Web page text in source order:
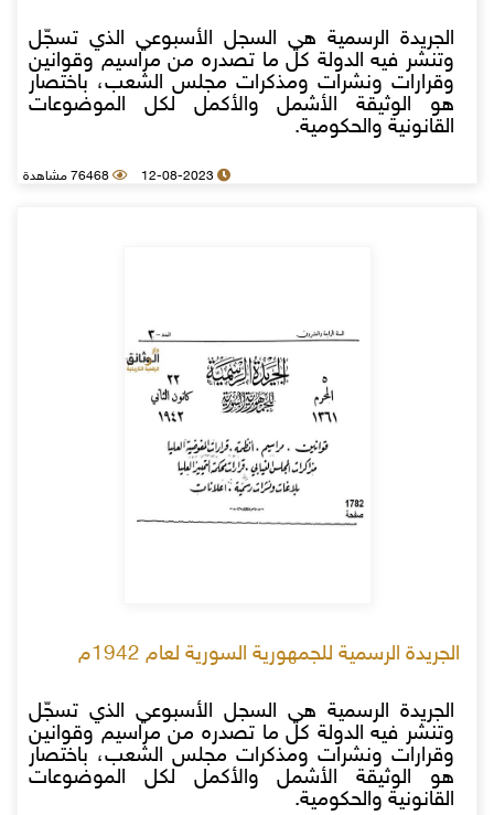
الجريدة الرسمية هي السجل الأسبوعي الذي تسجّل
وتنشر فيه الدولة كل ما تصدره من مراسيم وقوانين
وقرارات ونشرات ومذكرات مجلس الشعب، باختصار
هو الوثيقة الأشمل والأكمل لكل الموضوعات
القانونية والحكومية.
12-08-2023 76468 مشاهدة
الجريدة الرسمية للجمهورية السورية لعام 1942م
الجريدة الرسمية هي السجل الأسبوعي الذي تسجّل
وتنشر فيه الدولة كل ما تصدره من مراسيم وقوانين
وقرارات ونشرات ومذكرات مجلس الشعب، باختصار
هو الوثيقة الأشمل والأكمل لكل الموضوعات
القانونية والحكومية.